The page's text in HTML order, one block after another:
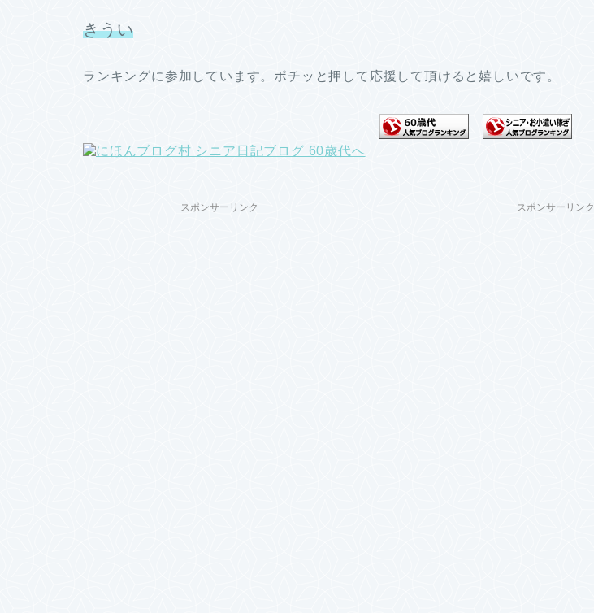
きうい
ランキングに参加しています。ポチッと押して応援して頂けると嬉しいです。
スポンサーリンク スポンサーリンク